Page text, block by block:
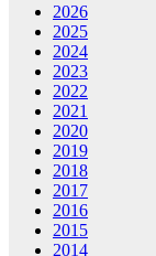
2026
2025
2024
2023
2022
2021
2020
2019
2018
2017
2016
2015
2014